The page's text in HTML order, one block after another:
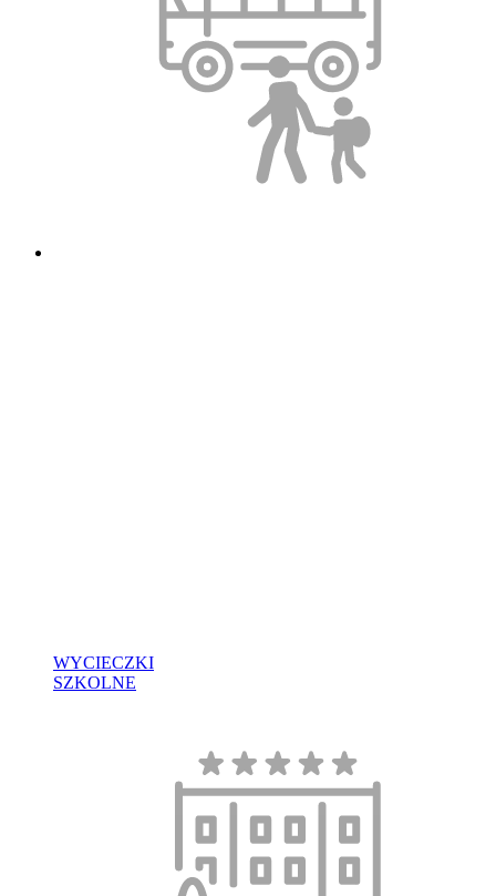
WYCIECZKI
SZKOLNE